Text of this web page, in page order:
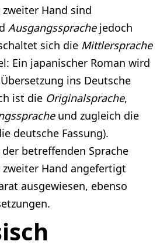
Hand sind
Ausgangssprachejedoch
sich die Mittlersprache
Ein japanischer Roman wird
ins Deutsche
ist die Originalsprache,
und zugleich die
deutsche Fassung).
betreffenden Sprache
Hand angefertigt
ausgewiesen, ebenso